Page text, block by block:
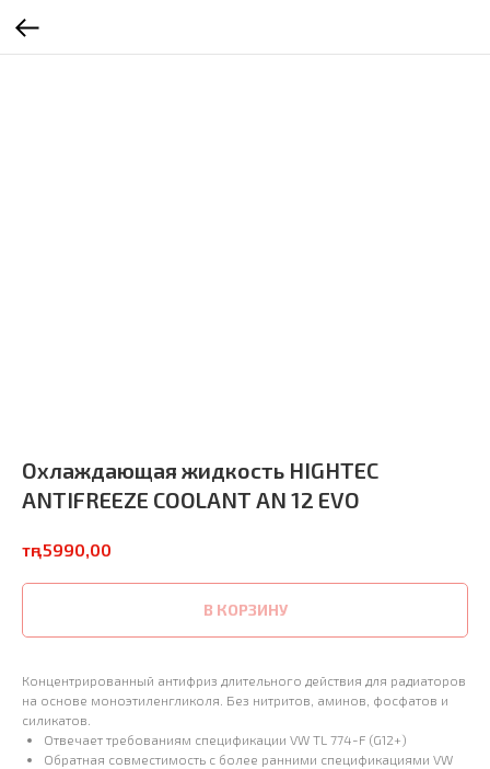
Охлаждающая жидкость HIGHTEC
ANTIFREEZE COOLANT AN 12 EVO
тңг.5990,00
В КОРЗИНУ
Концентрированный антифриз длительного действия для радиаторов
на основе моноэтиленгликоля. Без нитритов, аминов, фосфатов и
силикатов.
Отвечает требованиям спецификации VW TL 774-F (G12+)
Обратная совместимость с более ранними спецификациями VW